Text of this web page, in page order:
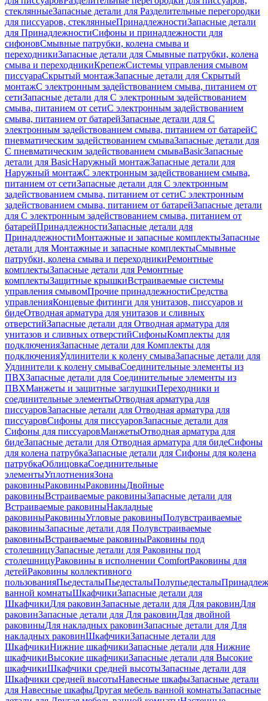
стеклянныеЗапасные детали для Разделительные перегородки
для писсуаров, стеклянныеПринадлежностиЗапасные детали
для ПринадлежностиСифоны и принадлежности для
сифоновСмывные патрубки, колена смыва и
переходникиЗапасные детали для Смывные патрубки, колена
смыва и переходникиКрепежСистемы управления смывом
писсуараСкрытый монтажЗапасные детали для Скрытый
монтажС электронным задействованием смыва, питанием от
сетиЗапасные детали для С электронным задействованием
смыва, питанием от сетиС электронным задействованием
смыва, питанием от батарейЗапасные детали для С
электронным задействованием смыва, питанием от батарейС
пневматическим задействованием смываЗапасные детали для
С пневматическим задействованием смываBasicЗапасные
детали для BasicНаружный монтажЗапасные детали для
Наружный монтажС электронным задействованием смыва,
питанием от сетиЗапасные детали для С электронным
задействованием смыва, питанием от сетиС электронным
задействованием смыва, питанием от батарейЗапасные детали
для С электронным задействованием смыва, питанием от
батарейПринадлежностиЗапасные детали для
ПринадлежностиМонтажные и запасные комплектыЗапасные
детали для Монтажные и запасные комплектыСмывные
патрубки, колена смыва и переходникиРемонтные
комплектыЗапасные детали для Ремонтные
комплектыЗащитные крышкиВстраиваемые системы
управления смывомПрочие принадлежностиСредства
управленияКонцевые фитинги для унитазов, писсуаров и
бидеОтводная арматура для унитазов и сливных
отверстийЗапасные детали для Отводная арматура для
унитазов и сливных отверстийСифоныКомплекты для
подключенияЗапасные детали для Комплекты для
подключенияУдлинители к колену смываЗапасные детали для
Удлинители к колену смываСоединительные элементы из
ПВХЗапасные детали для Соединительные элементы из
ПВХМанжеты и защитные заглушкиПереходники и
соединительные элементыОтводная арматура для
писсуаровЗапасные детали для Отводная арматура для
писсуаровCифоны для писсуаровЗапасные детали для
Cифоны для писсуаровМанжетыОтводная арматура для
бидеЗапасные детали для Отводная арматура для бидеСифоны
для колена патрубкаЗапасные детали для Сифоны для колена
патрубкаОблицовкаСоединительные
элементыУплотненияЗона
раковиныРаковиныРаковиныДвойные
раковиныВстраиваемые раковиныЗапасные детали для
Встраиваемые раковиныНакладные
раковиныРаковиныУгловые раковиныПолувстраиваемые
раковиныЗапасные детали для Полувстраиваемые
раковиныВстраиваемые раковиныРаковины под
столешницуЗапасные детали для Раковины под
столешницуРаковины в исполнении ComfortPаковины для
детейРаковины коллективного
пользованияПьедесталыПьедесталыПолупьедесталы
ванной комнатыШкафчикиЗапасные детали для
ШкафчикиДля раковинЗапасные детали для Для раковинДля
раковинЗапасные детали для Для раковинДля двойной
раковиныДля накладных pаковинЗапасные детали для Для
накладных pаковинШкафчикиЗапасные детали для
ШкафчикиНижние шкафчикиЗапасные детали для Нижние
шкафчикиВысокие шкафчикиЗапасные детали для Высокие
шкафчикиШкафчики средней высотыЗапасные детали для
Шкафчики средней высотыНавесные шкафыЗапасные детали
для Навесные шкафыДругая мебель ванной комнатыЗапасные